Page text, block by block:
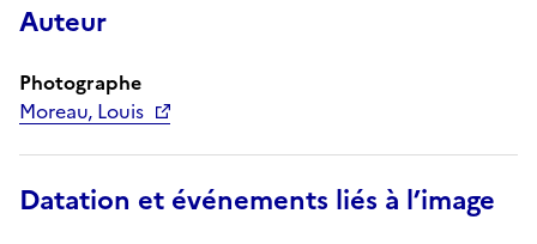
Auteur
Photographe
Moreau, Louis
Datation et événements liés à l’image